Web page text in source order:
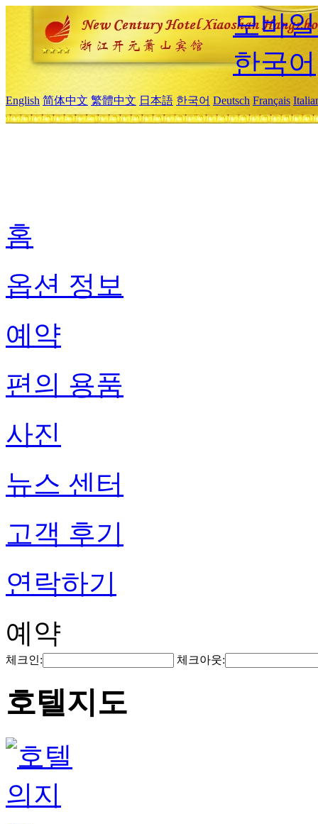
모바
한국어
English 简体中文 繁體中文 日本語 한국어 Deutsch Français
홈
옵션 정보
예약
편의 용품
사진
뉴스 센터
고객 후기
연락하기
예약
체크인: 체크아웃:
호텔지도